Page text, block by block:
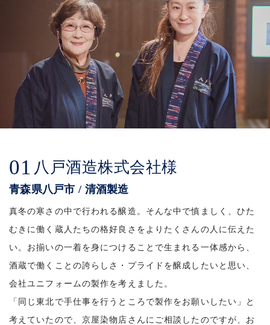
01 八戸酒造株式会社様
青森県八戸市 / 清酒製造
真冬の寒さの中で行われる醸造。そんな中で慎ましく、ひた
むきに働く蔵人たちの格好良さをよりたくさんの人に伝えた
い。お揃いの一着を身につけることで生まれる一体感から、
酒蔵で働くことの誇らしさ・プライドを醸成したいと思い、
会社ユニフォームの製作を考えました。
「同じ東北で手仕事を行うところで製作をお願いしたい」と
考えていたので、京屋染物店さんにご相談したのですが、お